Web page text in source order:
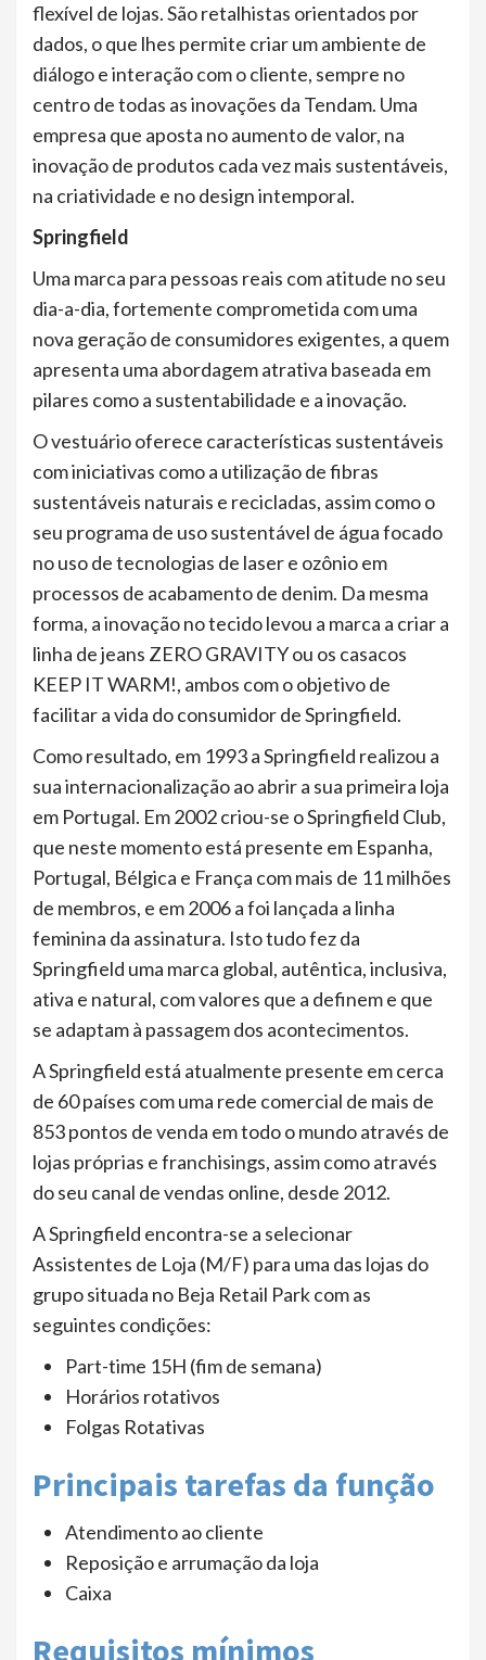
flexível de lojas. São retalhistas orientados por
dados, o que lhes permite criar um ambiente de
diálogo e interação com o cliente, sempre no
centro de todas as inovações da Tendam. Uma
empresa que aposta no aumento de valor, na
inovação de produtos cada vez mais sustentáveis,
na criatividade e no design intemporal.
Springfield
Uma marca para pessoas reais com atitude no seu
dia-a-dia, fortemente comprometida com uma
nova geração de consumidores exigentes, a quem
apresenta uma abordagem atrativa baseada em
pilares como a sustentabilidade e a inovação.
O vestuário oferece características sustentáveis ​​
com iniciativas como a utilização de fibras
sustentáveis ​​naturais e recicladas, assim como o
seu programa de uso sustentável de água focado
no uso de tecnologias de laser e ozônio em
processos de acabamento de denim. Da mesma
forma, a inovação no tecido levou a marca a criar a
linha de jeans ZERO GRAVITY ou os casacos
KEEP IT WARM!, ambos com o objetivo de
facilitar a vida do consumidor de Springfield.
Como resultado, em 1993 a Springfield realizou a
sua internacionalização ao abrir a sua primeira loja
em Portugal. Em 2002 criou-se o Springfield Club,
que neste momento está presente em Espanha,
Portugal, Bélgica e França com mais de 11 milhões
de membros, e em 2006 a foi lançada a linha
feminina da assinatura. Isto tudo fez da
Springfield uma marca global, autêntica, inclusiva,
ativa e natural, com valores que a definem e que
se adaptam à passagem dos acontecimentos.
A Springfield está atualmente presente em cerca
de 60 países com uma rede comercial de mais de
853 pontos de venda em todo o mundo através de
lojas próprias e franchisings, assim como através
do seu canal de vendas online, desde 2012.
A Springfield encontra-se a selecionar
Assistentes de Loja (M/F) para uma das lojas do
grupo situada no Beja Retail Park com as
seguintes condições:
Part-time 15H (fim de semana)
Horários rotativos
Folgas Rotativas
Principais tarefas da função
Atendimento ao cliente
Reposição e arrumação da loja
Caixa
Requisitos mínimos